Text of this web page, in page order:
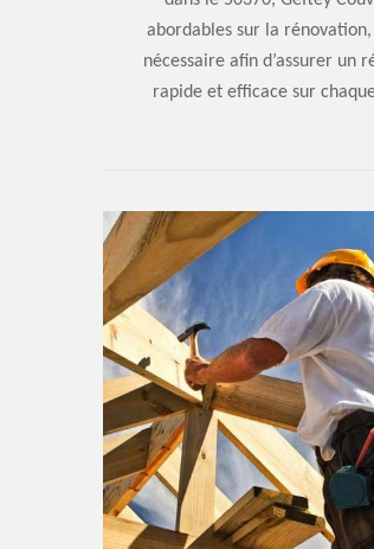
abordables sur la
nécessaire afin d’assurer un
rapide et efficace sur